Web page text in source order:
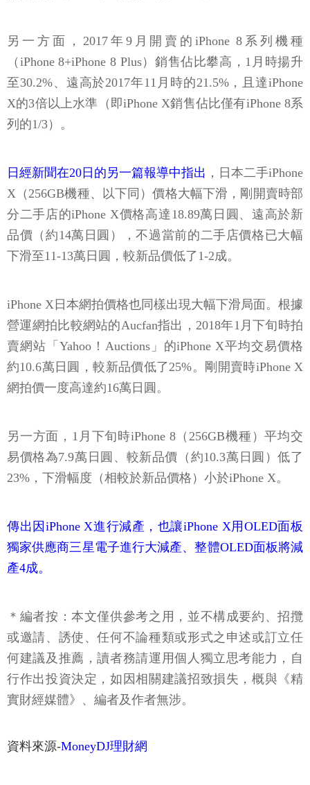
另一方面，2017年9月開賣的iPhone 8系列機種
（iPhone 8+iPhone 8 Plus）銷售佔比攀高，1月時揚升
至30.2%、遠高於2017年11月時的21.5%，且達iPhone
X的3倍以上水準（即iPhone X銷售佔比僅有iPhone 8系
列的1/3）。
日經新聞在20日的另一篇報導中指出 ，日本二手iPhone
X（256GB機種、以下同）價格大幅下滑，剛開賣時部
分二手店的iPhone X價格高達18.89萬日圓、遠高於新
品價（約14萬日圓），不過當前的二手店價格已大幅
下滑至11-13萬日圓，較新品價低了1-2成。
iPhone X日本網拍價格也同樣出現大幅下滑局面。根據
營運網拍比較網站的Aucfan指出，2018年1月下旬時拍
賣網站「Yahoo！Auctions」的iPhone X平均交易價格
約10.6萬日圓，較新品價低了25%。剛開賣時iPhone X
網拍價一度高達約16萬日圓。
另一方面，1月下旬時iPhone 8（256GB機種）平均交
易價格為7.9萬日圓、較新品價（約10.3萬日圓）低了
23%，下滑幅度（相較於新品價格）小於iPhone X。
傳出因iPhone X進行減產，也讓iPhone X用OLED面板
獨家供應商三星電子進行大減產、整體OLED面板將減
產4成。
＊編者按：本文僅供參考之用，並不構成要約、招攬
或邀請、誘使、任何不論種類或形式之申述或訂立任
何建議及推薦，讀者務請運用個人獨立思考能力，自
行作出投資決定，如因相關建議招致損失，概與《精
實財經媒體》、編者及作者無涉。
資料來源-MoneyDJ理財網